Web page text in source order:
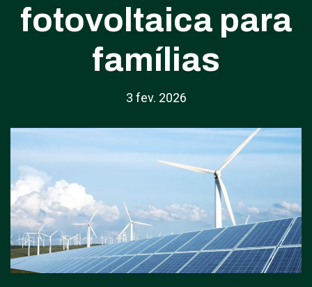
fotovoltaica para
famílias
3 fev. 2026